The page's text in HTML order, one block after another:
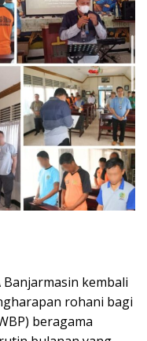
Banjarmasin kembali
rohani bagi
beragama